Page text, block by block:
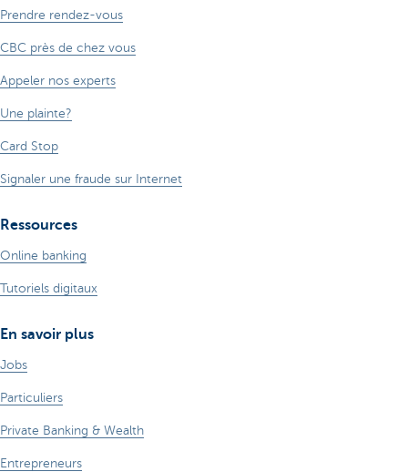
Prendre rendez-vous
CBC près de chez vous
Appeler nos experts
Une plainte?
Card Stop
Signaler une fraude sur Internet
Ressources
Online banking
Tutoriels digitaux
En savoir plus
Jobs
Particuliers
Private Banking & Wealth
Entrepreneurs